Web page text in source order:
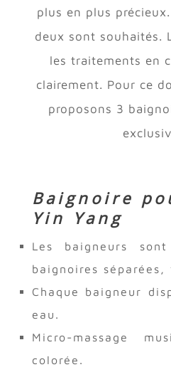
plus en plus
deux sont souhaités.
les traitements en
clairement. Pour ce
proposons 3
Baignoire
Yin Yang
Les baigneurs
baignoires séparées,
Chaque baigneur
eau.
Micro-massage
colorée.